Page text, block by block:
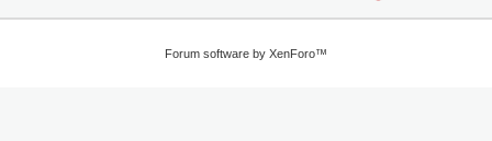
Forum software by XenForo™